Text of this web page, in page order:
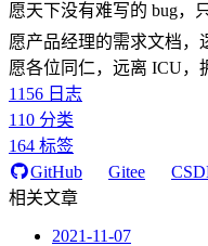
愿天下没有难写的 bug，
愿产品经理的需求文档，
愿各位同仁，远离 ICU，
1156 日志
110 分类
164 标签
GitHub
Gitee
相关文章
2021-11-07